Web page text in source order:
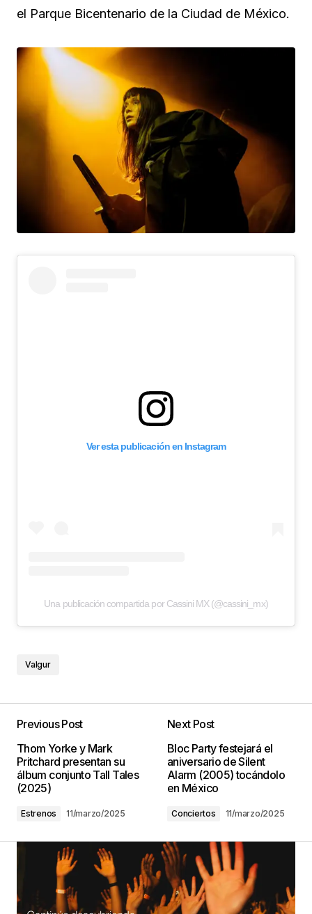
el Parque Bicentenario de la Ciudad de México.
Ver esta publicación en Instagram
Una publicación compartida por Cassini MX (@cassini_mx)
Valgur
Previous Post
Thom Yorke y Mark
Pritchard presentan su
álbum conjunto Tall Tales
(2025)
Estrenos 11/marzo/2025
Next Post
Bloc Party festejará el
aniversario de Silent
Alarm (2005) tocándolo
en México
Conciertos 11/marzo/2025